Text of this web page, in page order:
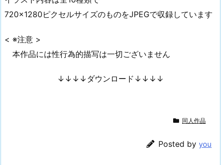
720×1280ピクセルサイズのものをJPEGで収録しています
< ※注意 >
本作品には性行為的描写は一切ございません
↓↓↓↓ダウンロード↓↓↓↓
同人作品
Posted by you